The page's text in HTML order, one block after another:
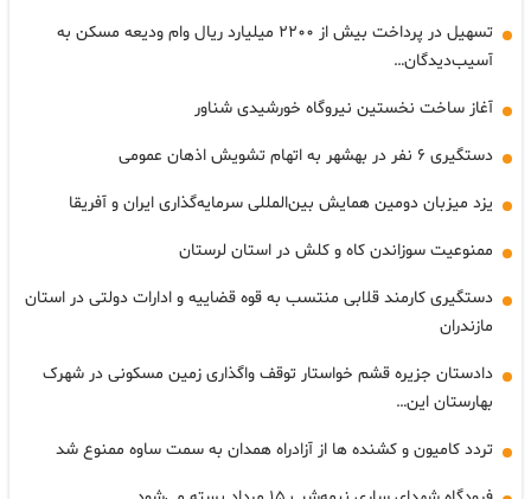
تسهیل در پرداخت بیش از ۲۲۰۰ میلیارد ریال وام ودیعه مسکن به
آسیب‌دیدگان…
آغاز ساخت نخستین نیروگاه خورشیدی شناور
دستگیری ۶ نفر در بهشهر به اتهام تشویش اذهان عمومی
یزد میزبان دومین همایش بین‌المللی سرمایه‌گذاری ایران و آفریقا
ممنوعیت سوزاندن کاه و کلش در استان لرستان
دستگیری کارمند قلابی منتسب به قوه قضاییه و ادارات دولتی در استان
مازندران
دادستان جزیره قشم خواستار توقف واگذاری زمین مسکونی در شهرک
بهارستان این…
تردد کامیون و کشنده ها از آزادراه همدان به سمت ساوه ممنوع شد